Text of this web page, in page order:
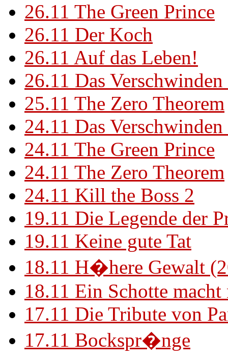
26.11 The Green Prince
26.11 Der Koch
26.11 Auf das Leben!
26.11 Das
25.11 The Zero Theorem
24.11 Das
24.11 The Green Prince
24.11 The Zero Theorem
24.11 Kill the Boss 2
19.11 Die Legende der
19.11 Keine gute Tat
18.11 H�here Gewalt
18.11 Ein Schotte
17.11 Die Tribute von
17.11 Bockspr�nge